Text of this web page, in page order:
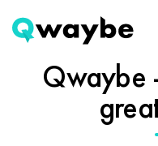
Qwaybe